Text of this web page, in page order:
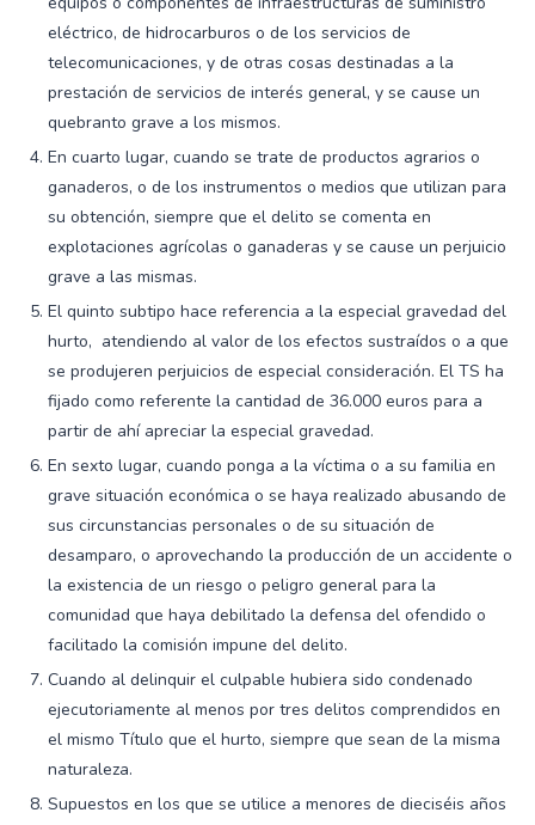
eléctrico, de hidrocarburos o de los servicios de
telecomunicaciones, y de otras cosas destinadas a la
prestación de servicios de interés general, y se cause un
quebranto grave a los mismos.
En cuarto lugar, cuando se trate de productos agrarios o
ganaderos, o de los instrumentos o medios que utilizan para
su obtención, siempre que el delito se comenta en
explotaciones agrícolas o ganaderas y se cause un perjuicio
grave a las mismas.
El quinto subtipo hace referencia a la especial gravedad del
hurto, atendiendo al valor de los efectos sustraídos o a que
se produjeren perjuicios de especial consideración. El TS ha
fijado como referente la cantidad de 36.000 euros para a
partir de ahí apreciar la especial gravedad.
En sexto lugar, cuando ponga a la víctima o a su familia en
grave situación económica o se haya realizado abusando de
sus circunstancias personales o de su situación de
desamparo, o aprovechando la producción de un accidente o
la existencia de un riesgo o peligro general para la
comunidad que haya debilitado la defensa del ofendido o
facilitado la comisión impune del delito.
Cuando al delinquir el culpable hubiera sido condenado
ejecutoriamente al menos por tres delitos comprendidos en
el mismo Título que el hurto, siempre que sean de la misma
naturaleza.
Supuestos en los que se utilice a menores de dieciséis años